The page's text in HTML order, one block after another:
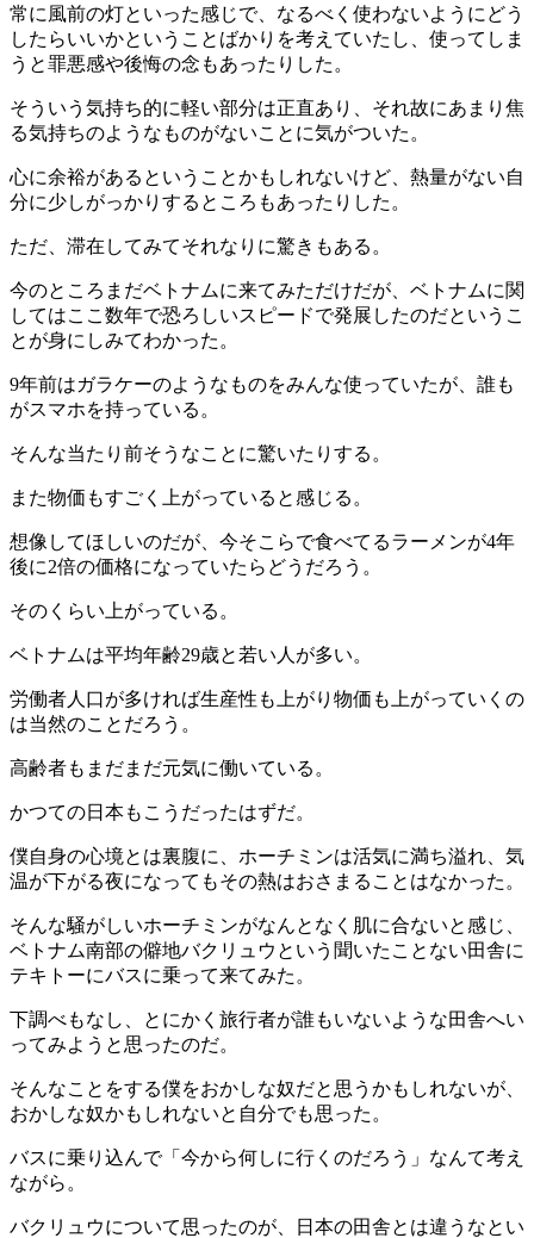
常に風前の灯といった感じで、なるべく使わないようにどう
したらいいかということばかりを考えていたし、使ってしま
うと罪悪感や後悔の念もあったりした。
そういう気持ち的に軽い部分は正直あり、それ故にあまり焦
る気持ちのようなものがないことに気がついた。
心に余裕があるということかもしれないけど、熱量がない自
分に少しがっかりするところもあったりした。
ただ、滞在してみてそれなりに驚きもある。
今のところまだベトナムに来てみただけだが、ベトナムに関
してはここ数年で恐ろしいスピードで発展したのだというこ
とが身にしみてわかった。
9年前はガラケーのようなものをみんな使っていたが、誰も
がスマホを持っている。
そんな当たり前そうなことに驚いたりする。
また物価もすごく上がっていると感じる。
想像してほしいのだが、今そこらで食べてるラーメンが4年
後に2倍の価格になっていたらどうだろう。
そのくらい上がっている。
ベトナムは平均年齢29歳と若い人が多い。
労働者人口が多ければ生産性も上がり物価も上がっていくの
は当然のことだろう。
高齢者もまだまだ元気に働いている。
かつての日本もこうだったはずだ。
僕自身の心境とは裏腹に、ホーチミンは活気に満ち溢れ、気
温が下がる夜になってもその熱はおさまることはなかった。
そんな騒がしいホーチミンがなんとなく肌に合ないと感じ、
ベトナム南部の僻地バクリュウという聞いたことない田舎に
テキトーにバスに乗って来てみた。
下調べもなし、とにかく旅行者が誰もいないような田舎へい
ってみようと思ったのだ。
そんなことをする僕をおかしな奴だと思うかもしれないが、
おかしな奴かもしれないと自分でも思った。
バスに乗り込んで「今から何しに行くのだろう」なんて考え
ながら。
バクリュウについて思ったのが、日本の田舎とは違うなとい